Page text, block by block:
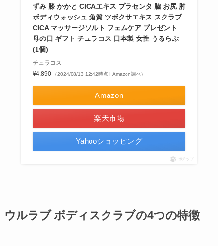
ずみ 膝 かかと CICAエキス プラセンタ 脇 お尻 肘
ボディウォッシュ 角質 ツボクサエキス スクラブ
CICA マッサージソルト フェムケア プレゼント
母の日 ギフト チュラコス 日本製 女性 うるらぶ
(1個)
チュラコス
¥4,890
（2024/08/13 12:42時点 | Amazon調べ）
Amazon
楽天市場
Yahooショッピング
ポチップ
ウルラブ ボディスクラブの4つの特徴